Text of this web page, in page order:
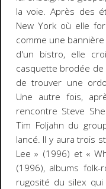
la voie. Après des
New York où elle
comme une
d'un bistro, elle
casquette brodée
de trouver une
Une autre fois,
rencontre Steve
Tim Foljahn du
lancé. Il y aura trois
Lee » (1996) et «
(1996), albums
rugosité du silex